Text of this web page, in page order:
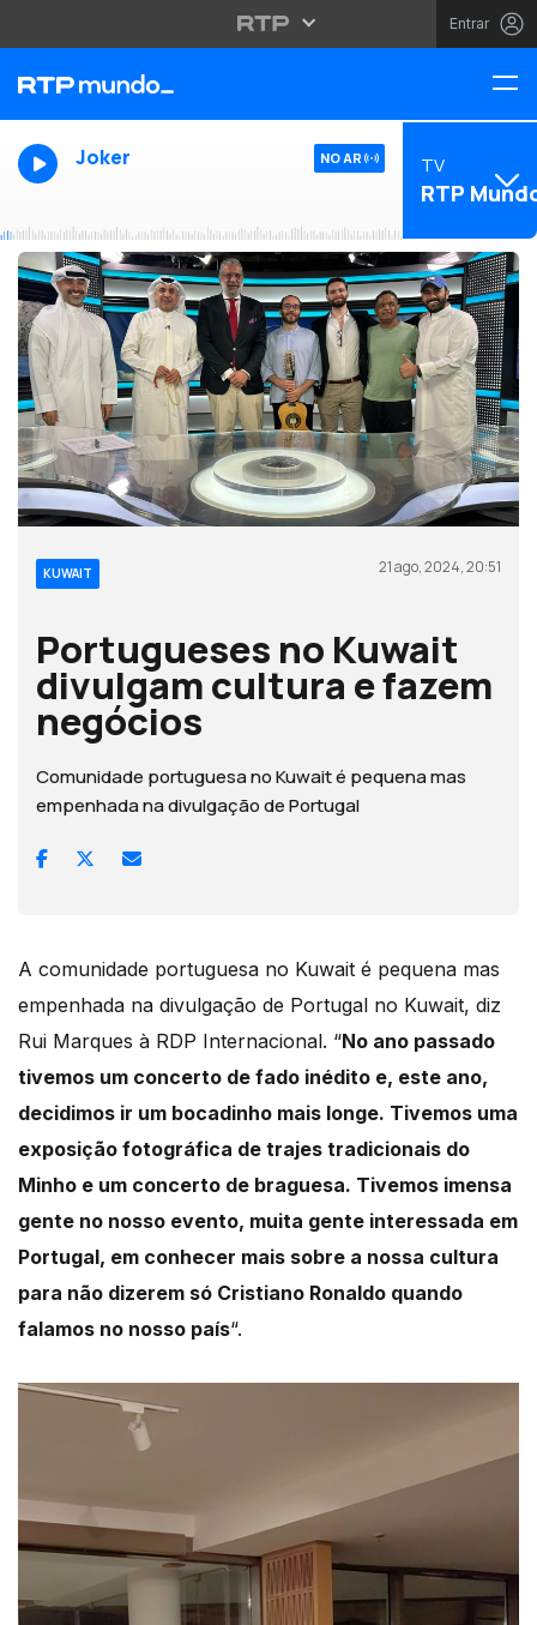
Entrar
Joker NO AR TV
RTP
KUWAIT 21 ago, 2024, 20:51
Portugueses no Kuwait
divulgam cultura e fazem
negócios
Comunidade portuguesa no Kuwait é pequena mas
empenhada na divulgação de Portugal
A comunidade portuguesa no Kuwait é pequena mas
empenhada na divulgação de Portugal no Kuwait, diz
Rui Marques à RDP Internacional. “No ano passado
tivemos um concerto de fado inédito e, este ano,
decidimos ir um bocadinho mais longe. Tivemos uma
exposição fotográfica de trajes tradicionais do
Minho e um concerto de braguesa. Tivemos imensa
gente no nosso evento, muita gente interessada em
Portugal, em conhecer mais sobre a nossa cultura
para não dizerem só Cristiano Ronaldo quando
falamos no nosso país“.